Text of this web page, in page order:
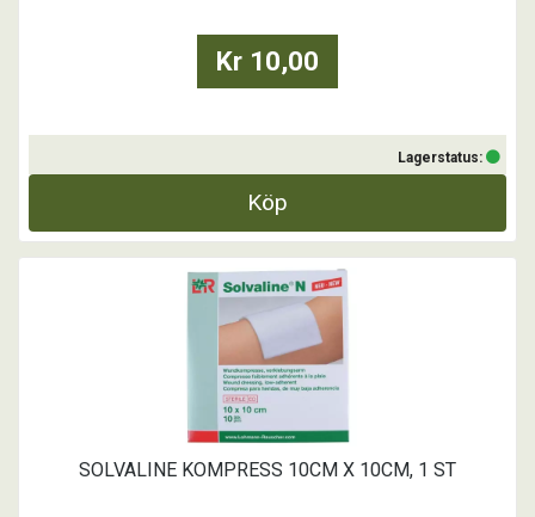
Kr 10,00
Lagerstatus:
Köp
SOLVALINE KOMPRESS 10CM X 10CM, 1 ST